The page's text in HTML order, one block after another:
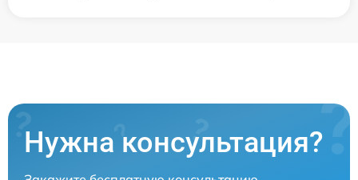
Нужна консультация?